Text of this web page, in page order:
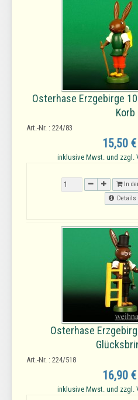
Osterhase Erzgebirge
Korb
Art.-Nr. : 224/83
15,50 €
inklusive Mwst. und zzgl.
In
Details
Osterhase
Art.-Nr. : 224/518
16,90 €
inklusive Mwst. und zzgl.